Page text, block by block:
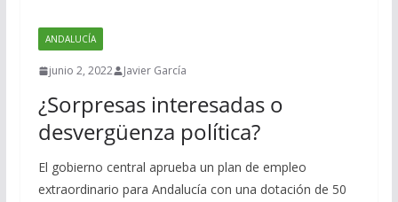
ANDALUCÍA
junio 2, 2022 Javier García
¿Sorpresas interesadas o
desvergüenza política?
El gobierno central aprueba un plan de empleo
extraordinario para Andalucía con una dotación de 50